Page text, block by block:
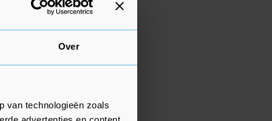
Over
van technologieën zoals